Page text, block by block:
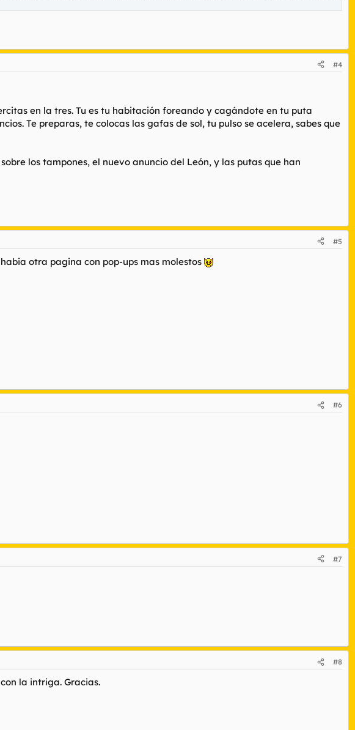
#4
en la tres. Tu es tu habitación foreando y cagándote en tu puta
Te preparas, te colocas las gafas de sol, tu pulso se acelera, sabes que
los tampones, el nuevo anuncio del León, y las putas que han
#5
otra pagina con pop-ups mas molestos
#6
#7
#8
la intriga. Gracias.